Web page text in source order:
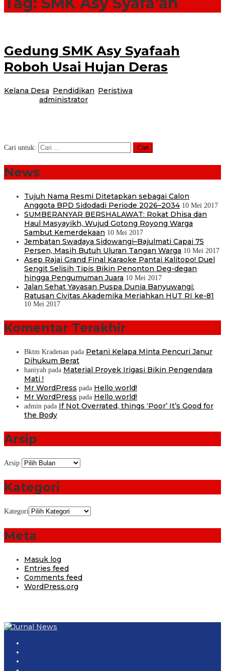
Gedung SMK Asy Syafaah
Roboh Usai Hujan Deras
Kelana Desa Pendidikan Peristiwa
administrator
Cari untuk:
News
Tujuh Nama Resmi Ditetapkan sebagai Calon
Anggota BPD Sidodadi Periode 2026–2034 10 Mei 2017
SUMBERANYAR BERSHALAWAT: Rokat Dhisa dan
Haul Masyayikh, Wujud Gotong Royong Warga
Sambut Kemerdekaan 10 Mei 2017
Jembatan Swadaya Sidowangi–Bajulmati Capai 75
Persen, Masih Butuh Uluran Tangan Warga 10 Mei 2017
Asep Rajai Grand Final Karaoke Pantai Kalitopo! Duel
Sengit Selisih Tipis Bikin Penonton Deg-degan
hingga Pengumuman Juara 10 Mei 2017
Jalan Sehat Yayasan Puspa Dunia Banyuwangi:
Ratusan Civitas Akademika Meriahkan HUT RI ke-81
10 Mei 2017
Komentar Terakhir
Bktm Kradenan pada Petani Kelapa Minta Pencuri Janur
Dihukum Berat
haniyah pada Material Proyek Irigasi Bikin Pengendara
Mati !
Mr WordPress pada Hello world!
Mr WordPress pada Hello world!
admin pada If Not Overrated, things ‘Poor’ It’s Good for
the Body
Arsip
Arsip
Kategori
Kategori
Meta
Masuk log
Entries feed
Comments feed
WordPress.org